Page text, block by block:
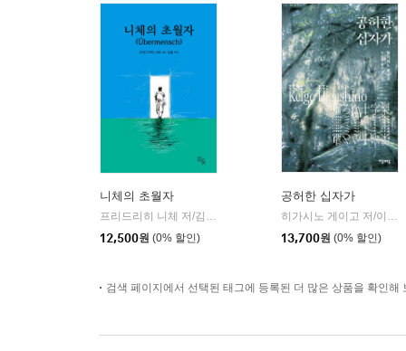
니체의 초월자
프리드리히 니체 저/김철 편역
12,500원 (0% 할인)
공허한 십자가
히가시노 게이고 저/이선희 역
13,700원 (0% 할인)
검색 페이지에서 선택된 태그에 등록된 더 많은 상품을 확인해